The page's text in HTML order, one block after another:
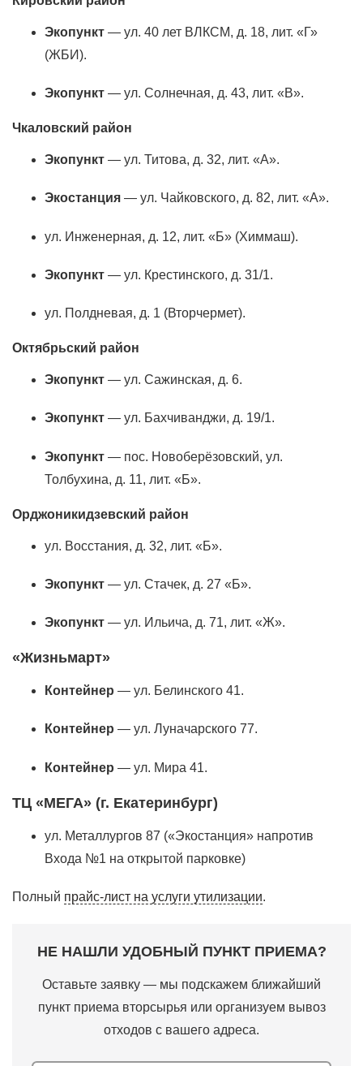
Экoпункт — ул. 40 лет ВЛКСМ, д. 18, лит. «Г»
(ЖБИ).
Экoпункт — ул. Солнечная, д. 43, лит. «В».
Чкаловский район
Экoпункт — ул. Титова, д. 32, лит. «А».
Экостанция — ул. Чайковского, д. 82, лит. «А».
ул. Инженерная, д. 12, лит. «Б» (Химмаш).
Экoпункт — ул. Крестинского, д. 31/1.
ул. Полдневая, д. 1 (Вторчермет).
Октябрьский район
Экoпункт — ул. Сажинская, д. 6.
Экoпункт — ул. Бахчиванджи, д. 19/1.
Экoпункт — пос. Новоберёзовский, ул.
Толбухина, д. 11, лит. «Б».
Орджоникидзевский район
ул. Восстания, д. 32, лит. «Б».
Экoпункт — ул. Стачек, д. 27 «Б».
Экoпункт — ул. Ильича, д. 71, лит. «Ж».
«Жизньмарт»
Контейнер — ул. Белинского 41.
Контейнер — ул. Луначарского 77.
Контейнер — ул. Мира 41.
ТЦ «МЕГА» (г. Екатеринбург)
ул. Металлургов 87 («Экостанция» напротив
Входа №1 на открытой парковке)
Полный прайс-лист на услуги утилизации.
НЕ НАШЛИ УДОБНЫЙ ПУНКТ ПРИЕМА?
Оставьте заявку — мы подскажем ближайший
пункт приема вторсырья или организуем вывоз
отходов с вашего адреса.